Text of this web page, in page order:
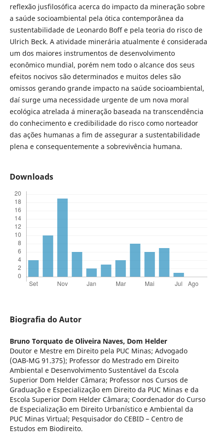
reflexão jusfilosófica acerca do impacto da mineração sobre
a saúde socioambiental pela ótica contemporânea da
sustentabilidade de Leonardo Boff e pela teoria do risco de
Ulrich Beck. A atividade minerária atualmente é considerada
um dos maiores instrumentos de desenvolvimento
econômico mundial, porém nem todo o alcance dos seus
efeitos nocivos são determinados e muitos deles são
omissos gerando grande impacto na saúde socioambiental,
daí surge uma necessidade urgente de um nova moral
ecológica atrelada á mineração baseada na transcendência
do conhecimento e credibilidade do risco como norteador
das ações humanas a fim de assegurar a sustentabilidade
plena e consequentemente a sobrevivência humana.
Downloads
Biografia do Autor
Bruno Torquato de Oliveira Naves, Dom Helder
Doutor e Mestre em Direito pela PUC Minas; Advogado
(OAB-MG 91.375); Professor do Mestrado em Direito
Ambiental e Desenvolvimento Sustentável da Escola
Superior Dom Helder Câmara; Professor nos Cursos de
Graduação e Especialização em Direito da PUC Minas e da
Escola Superior Dom Helder Câmara; Coordenador do Curso
de Especialização em Direito Urbanístico e Ambiental da
PUC Minas Virtual; Pesquisador do CEBID – Centro de
Estudos em Biodireito.